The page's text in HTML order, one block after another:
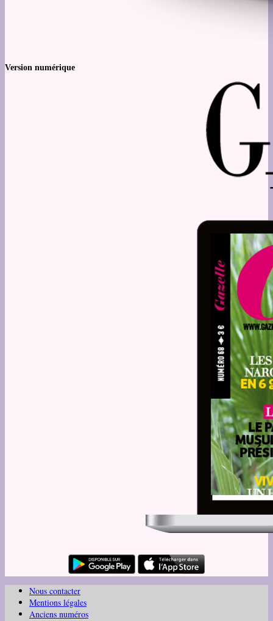
Version numérique
Nous contacter
Mentions légales
Anciens numéros